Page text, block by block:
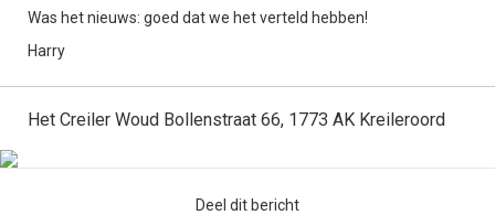
Was het nieuws: goed dat we het verteld hebben!
Harry
Het Creiler Woud Bollenstraat 66, 1773 AK Kreileroord
Deel dit bericht